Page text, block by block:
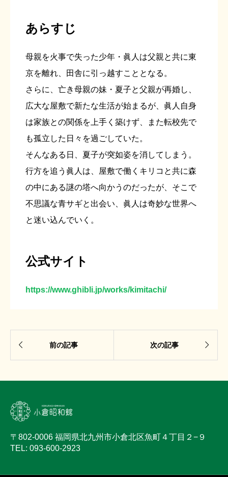
あらすじ
母親を火事で失った少年・眞人は父親と共に東
京を離れ、田舎に引っ越すこととなる。
さらに、亡き母親の妹・夏子と父親が再婚し、
広大な屋敷で新たな生活が始まるが、眞人自身
は家族との関係を上手く築けず、また転校先で
も孤立した日々を過ごしていた。
そんなある日、夏子が突如姿を消してしまう。
行方を追う眞人は、屋敷で働くキリコと共に森
の中にある謎の塔へ向かうのだったが、そこで
不思議な青サギと出会い、眞人は奇妙な世界へ
と迷い込んでいく。
公式サイト
https://www.ghibli.jp/works/kimitachi/
 前の記事 次の記事 
〒802-0006 福岡県北九州市小倉北区魚町４丁目２−９
TEL: 093-600-2923